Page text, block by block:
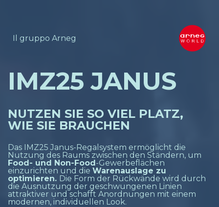
Il gruppo Arneg
IMZ25 JANUS
NUTZEN SIE SO VIEL PLATZ,
WIE SIE BRAUCHEN
Das IMZ25 Janus-Regalsystem ermöglicht die
Nutzung des Raums zwischen den Ständern, um
Food- und Non-Food-Gewerbeflächen
einzurichten und die Warenauslage zu
optimieren. Die Form der Rückwände wird durch
die Ausnutzung der geschwungenen Linien
attraktiver und schafft Anordnungen mit einem
modernen, individuellen Look.